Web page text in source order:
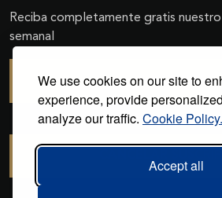
We use cookies on our site to
experience, provide
analyze our traffic. Cookie Policy.
Accept all
Reciba completamente gratis
semanal
SUSCRIBIRSE